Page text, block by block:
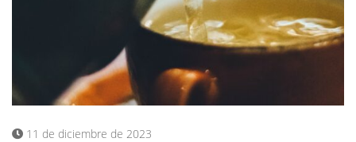
11 de diciembre de 2023